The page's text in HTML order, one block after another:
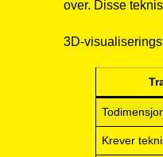
over. Disse
3D-
Krever